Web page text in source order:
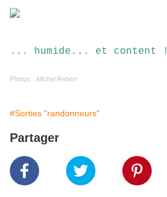
... humide... et content !
Photos : Michel Rebert
#Sorties "randonneurs"
Partager